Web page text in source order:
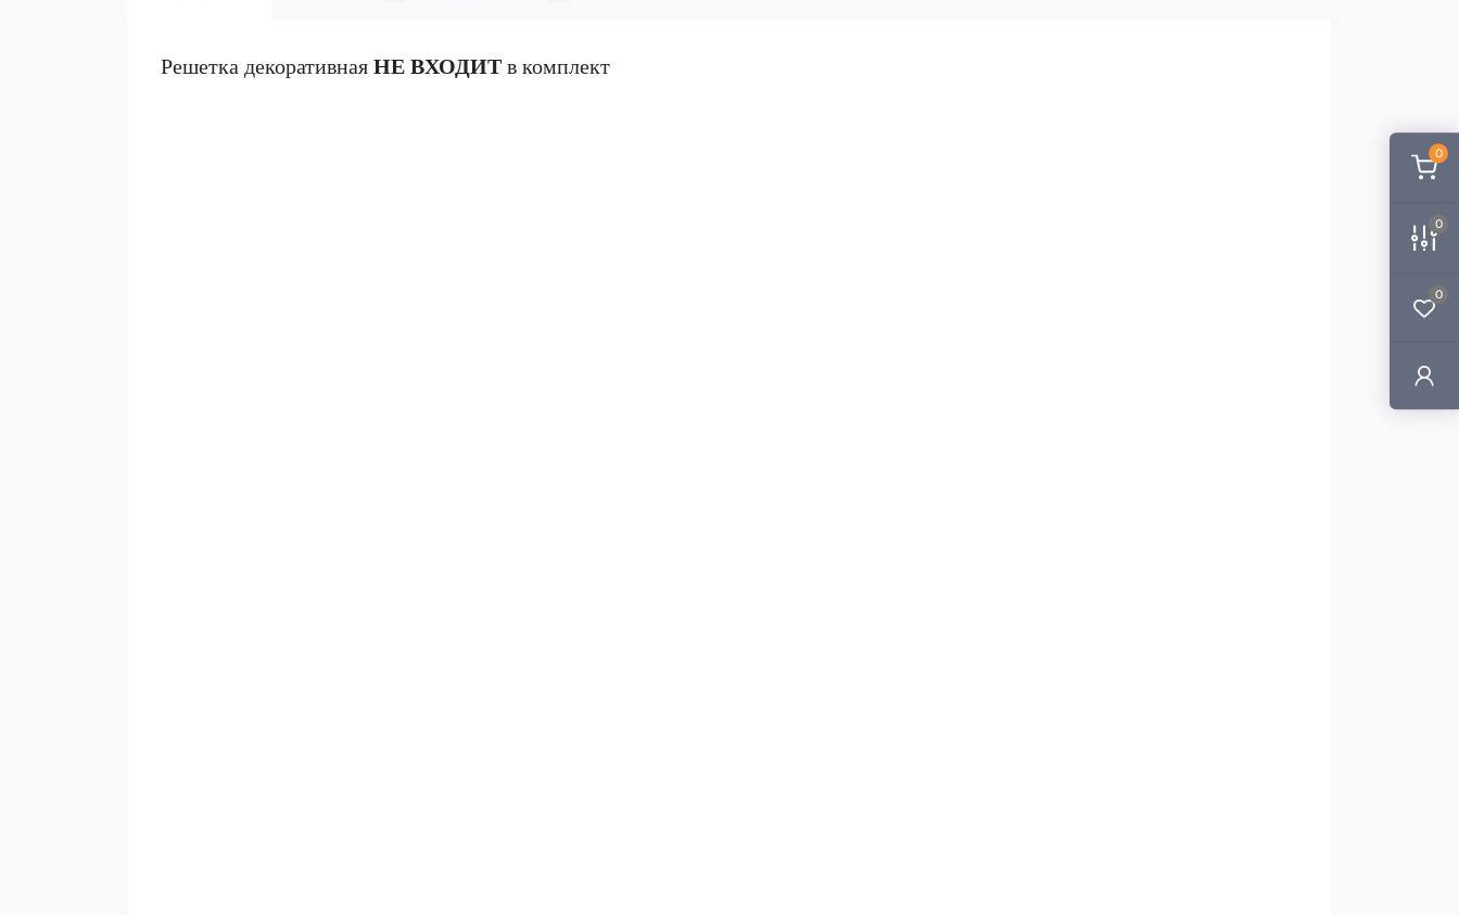
0
0
0
Решетка декоративная НЕ ВХОДИТ в комплект